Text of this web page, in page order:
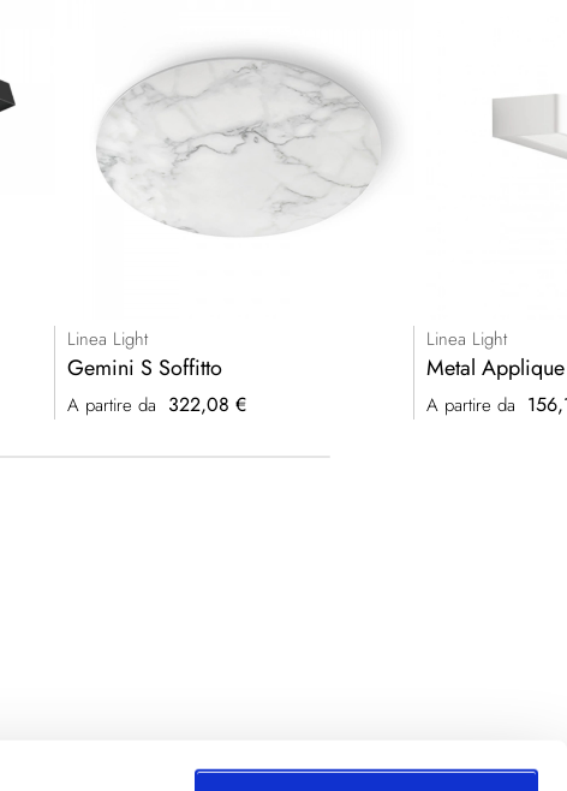
Linea Light
Gemini S Soffitto
A partire da 322,08 €
Linea Light
Metal
A partire da